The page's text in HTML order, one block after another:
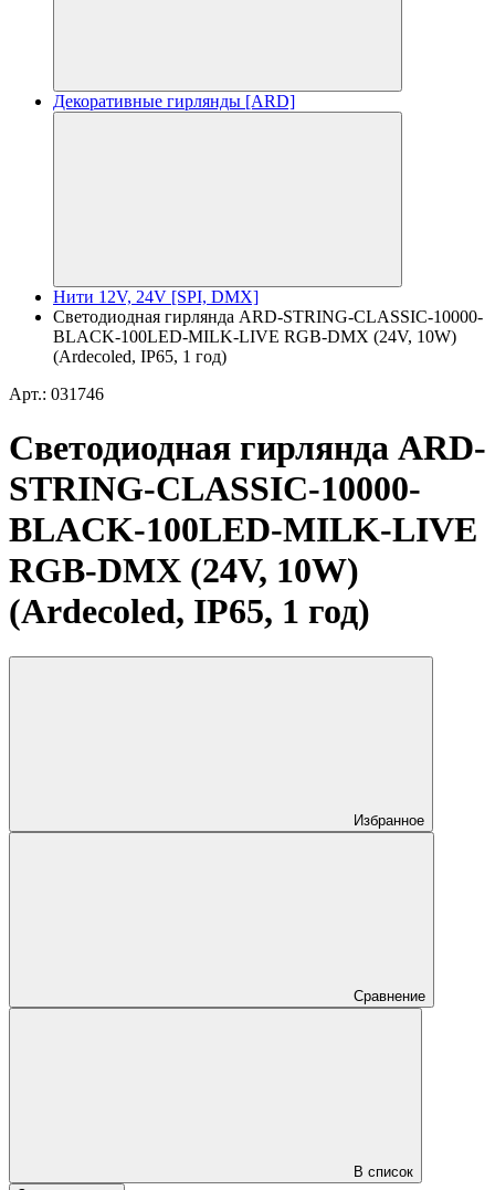
Декоративные гирлянды [ARD]
Нити 12V, 24V [SPI, DMX]
Светодиодная гирлянда ARD-STRING-CLASSIC-10000-
BLACK-100LED-MILK-LIVE RGB-DMX (24V, 10W)
(Ardecoled, IP65, 1 год)
Арт.: 031746
Светодиодная гирлянда ARD-
STRING-CLASSIC-10000-
BLACK-100LED-MILK-LIVE
RGB-DMX (24V, 10W)
(Ardecoled, IP65, 1 год)
Избранное
Сравнение
В список